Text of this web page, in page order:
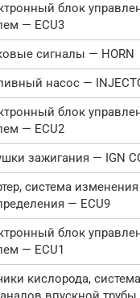
блок
— ECU3
сигналы — HORN
насос —
блок
— ECU2
зажигания — IGN
система
— ECU9
блок
— ECU1
кислорода,